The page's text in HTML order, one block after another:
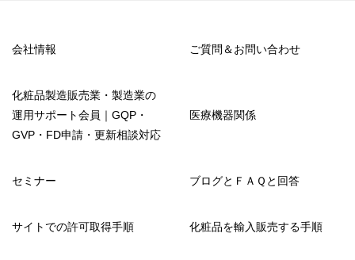
会社情報 ご質問＆お問い合わせ
化粧品製造販売業・製造業の
運用サポート会員｜GQP・
GVP・FD申請・更新相談対応
医療機器関係
セミナー ブログとＦＡＱと回答
サイトでの許可取得手順 化粧品を輸入販売する手順